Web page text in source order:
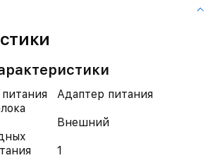
Адаптер питания
Внешний
1